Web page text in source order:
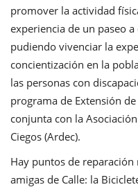
promover la actividad
experiencia de un paseo
pudiendo vivenciar la
concientización en la
las personas con
programa de Extensión
conjunta con la
Ciegos (Ardec).
Hay puntos de
amigas de Calle: la